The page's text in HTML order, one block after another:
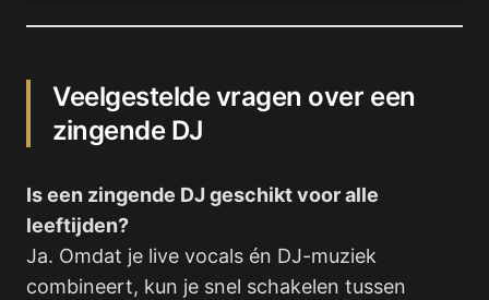
Veelgestelde vragen over een
zingende DJ
Is een zingende DJ geschikt voor alle
leeftijden?
Ja. Omdat je live vocals én DJ-muziek
combineert, kun je snel schakelen tussen